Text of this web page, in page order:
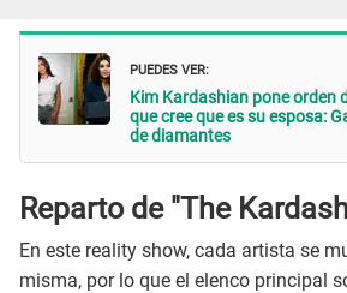
PUEDES VER:
Kim Kardashian pone orden
que cree que es su esposa:
de diamantes
Reparto de "The
En este reality show, cada artista se
misma, por lo que el elenco principal